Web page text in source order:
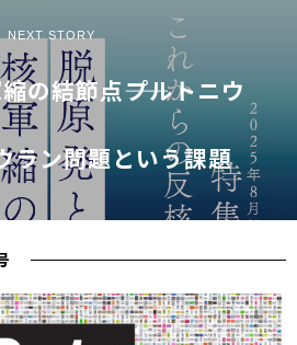
NEXT STORY
の結節点――プルトニウ
ラン問題という課題